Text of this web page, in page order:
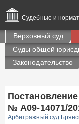
Судебные и
Верховный суд
Суды общей
Законодательство
Постановление
№ А09-14071/
Арбитражный суд